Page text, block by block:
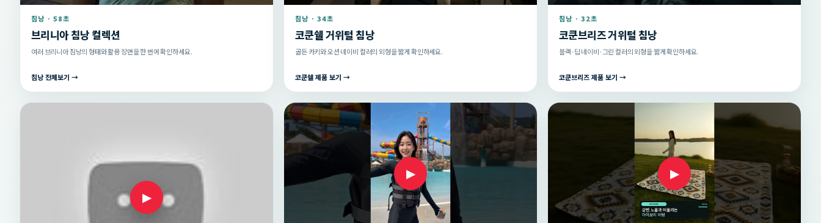
침낭 · 58초
브리니아 침낭 컬렉션
여러 브리니아 침낭의 형태와 활용 장면을 한 번에 확인하세요.
침낭 전체보기 →
침낭 · 34초
코쿤쉘 거위털 침낭
골든 카키와 오션 네이비 컬러의 외형을 짧게 확인하세요.
코쿤쉘 제품 보기 →
침낭 · 32초
코쿤브리즈 거위털 침낭
블랙·딥 네이비·그린 컬러의 외형을 짧게 확인하세요.
코쿤브리즈 제품 보기 →
▶
▶ ▶